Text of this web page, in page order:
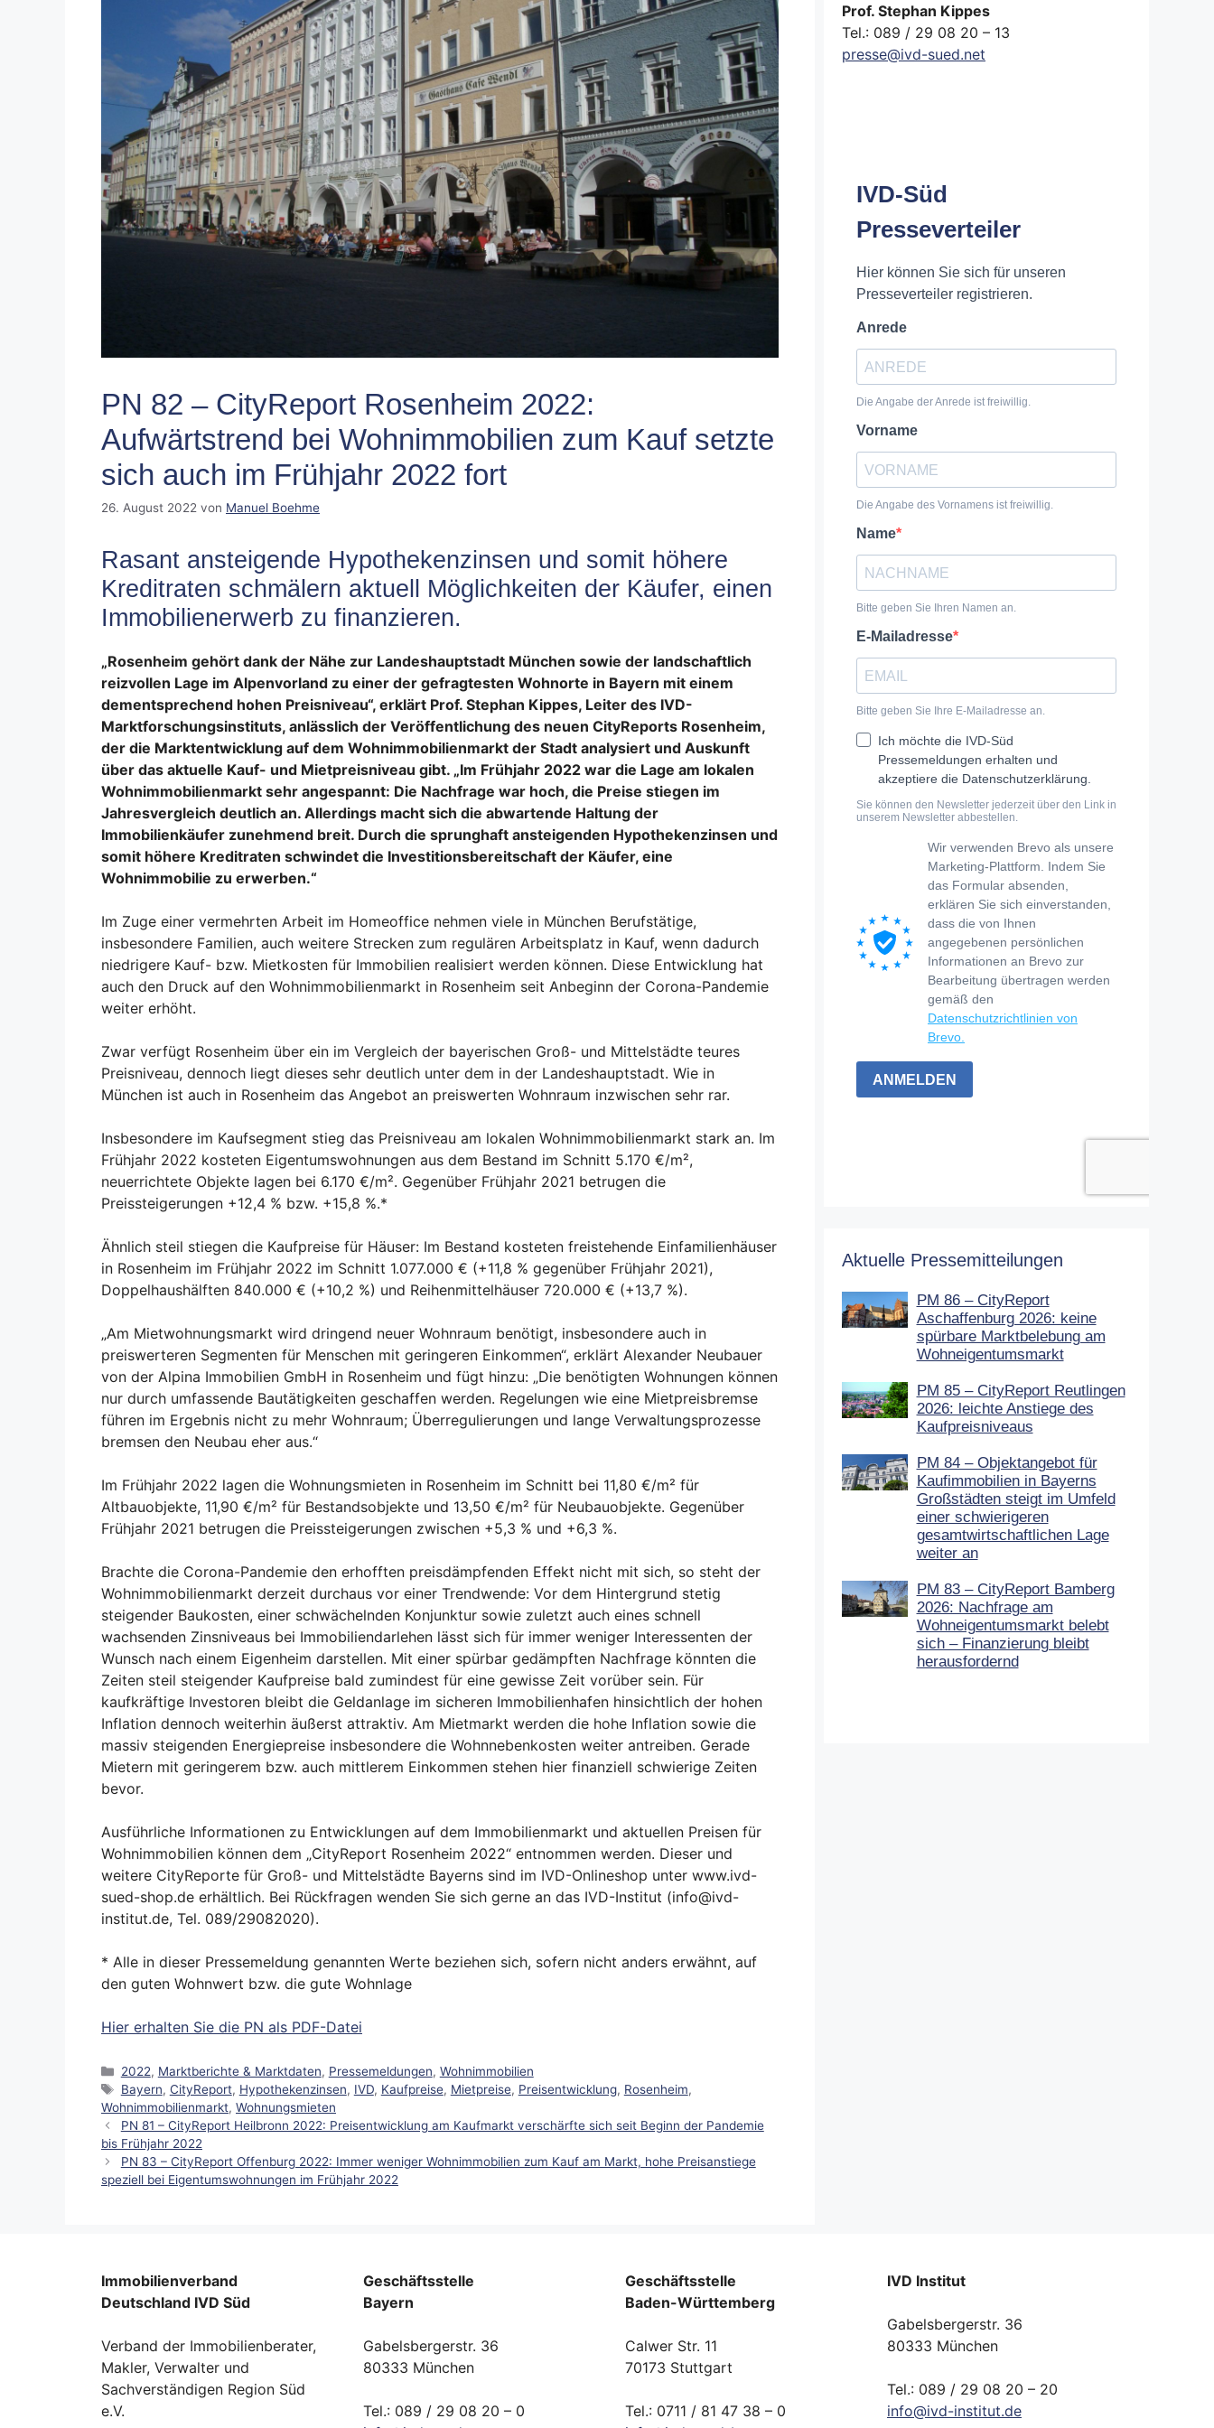
PN 82 – CityReport Rosenheim 2022:
Aufwärtstrend bei Wohnimmobilien zum Kauf setzte
sich auch im Frühjahr 2022 fort
26. August 2022 von Manuel Boehme
Rasant ansteigende Hypothekenzinsen und somit höhere
Kreditraten schmälern aktuell Möglichkeiten der Käufer, einen
Immobilienerwerb zu finanzieren.
„Rosenheim gehört dank der Nähe zur Landeshauptstadt München sowie der landschaftlich
reizvollen Lage im Alpenvorland zu einer der gefragtesten Wohnorte in Bayern mit einem
dementsprechend hohen Preisniveau“, erklärt Prof. Stephan Kippes, Leiter des IVD-
Marktforschungsinstituts, anlässlich der Veröffentlichung des neuen CityReports Rosenheim,
der die Marktentwicklung auf dem Wohnimmobilienmarkt der Stadt analysiert und Auskunft
über das aktuelle Kauf- und Mietpreisniveau gibt. „Im Frühjahr 2022 war die Lage am lokalen
Wohnimmobilienmarkt sehr angespannt: Die Nachfrage war hoch, die Preise stiegen im
Jahresvergleich deutlich an. Allerdings macht sich die abwartende Haltung der
Immobilienkäufer zunehmend breit. Durch die sprunghaft ansteigenden Hypothekenzinsen und
somit höhere Kreditraten schwindet die Investitionsbereitschaft der Käufer, eine
Wohnimmobilie zu erwerben.“
Im Zuge einer vermehrten Arbeit im Homeoffice nehmen viele in München Berufstätige,
insbesondere Familien, auch weitere Strecken zum regulären Arbeitsplatz in Kauf, wenn dadurch
niedrigere Kauf- bzw. Mietkosten für Immobilien realisiert werden können. Diese Entwicklung hat
auch den Druck auf den Wohnimmobilienmarkt in Rosenheim seit Anbeginn der Corona-Pandemie
weiter erhöht.
Zwar verfügt Rosenheim über ein im Vergleich der bayerischen Groß- und Mittelstädte teures
Preisniveau, dennoch liegt dieses sehr deutlich unter dem in der Landeshauptstadt. Wie in
München ist auch in Rosenheim das Angebot an preiswerten Wohnraum inzwischen sehr rar.
Insbesondere im Kaufsegment stieg das Preisniveau am lokalen Wohnimmobilienmarkt stark an. Im
Frühjahr 2022 kosteten Eigentumswohnungen aus dem Bestand im Schnitt 5.170 €/m²,
neuerrichtete Objekte lagen bei 6.170 €/m². Gegenüber Frühjahr 2021 betrugen die
Preissteigerungen +12,4 % bzw. +15,8 %.*
Ähnlich steil stiegen die Kaufpreise für Häuser: Im Bestand kosteten freistehende Einfamilienhäuser
in Rosenheim im Frühjahr 2022 im Schnitt 1.077.000 € (+11,8 % gegenüber Frühjahr 2021),
Doppelhaushälften 840.000 € (+10,2 %) und Reihenmittelhäuser 720.000 € (+13,7 %).
„Am Mietwohnungsmarkt wird dringend neuer Wohnraum benötigt, insbesondere auch in
preiswerteren Segmenten für Menschen mit geringeren Einkommen“, erklärt Alexander Neubauer
von der Alpina Immobilien GmbH in Rosenheim und fügt hinzu: „Die benötigten Wohnungen können
nur durch umfassende Bautätigkeiten geschaffen werden. Regelungen wie eine Mietpreisbremse
führen im Ergebnis nicht zu mehr Wohnraum; Überregulierungen und lange Verwaltungsprozesse
bremsen den Neubau eher aus.“
Im Frühjahr 2022 lagen die Wohnungsmieten in Rosenheim im Schnitt bei 11,80 €/m² für
Altbauobjekte, 11,90 €/m² für Bestandsobjekte und 13,50 €/m² für Neubauobjekte. Gegenüber
Frühjahr 2021 betrugen die Preissteigerungen zwischen +5,3 % und +6,3 %.
Brachte die Corona-Pandemie den erhofften preisdämpfenden Effekt nicht mit sich, so steht der
Wohnimmobilienmarkt derzeit durchaus vor einer Trendwende: Vor dem Hintergrund stetig
steigender Baukosten, einer schwächelnden Konjunktur sowie zuletzt auch eines schnell
wachsenden Zinsniveaus bei Immobiliendarlehen lässt sich für immer weniger Interessenten der
Wunsch nach einem Eigenheim darstellen. Mit einer spürbar gedämpften Nachfrage könnten die
Zeiten steil steigender Kaufpreise bald zumindest für eine gewisse Zeit vorüber sein. Für
kaufkräftige Investoren bleibt die Geldanlage im sicheren Immobilienhafen hinsichtlich der hohen
Inflation dennoch weiterhin äußerst attraktiv. Am Mietmarkt werden die hohe Inflation sowie die
massiv steigenden Energiepreise insbesondere die Wohnnebenkosten weiter antreiben. Gerade
Mietern mit geringerem bzw. auch mittlerem Einkommen stehen hier finanziell schwierige Zeiten
bevor.
Ausführliche Informationen zu Entwicklungen auf dem Immobilienmarkt und aktuellen Preisen für
Wohnimmobilien können dem „CityReport Rosenheim 2022“ entnommen werden. Dieser und
weitere CityReporte für Groß- und Mittelstädte Bayerns sind im IVD-Onlineshop unter www.ivd-
sued-shop.de erhältlich. Bei Rückfragen wenden Sie sich gerne an das IVD-Institut (info@ivd-
institut.de, Tel. 089/29082020).
* Alle in dieser Pressemeldung genannten Werte beziehen sich, sofern nicht anders erwähnt, auf
den guten Wohnwert bzw. die gute Wohnlage
Hier erhalten Sie die PN als PDF-Datei
Kategorien
2022, Marktberichte & Marktdaten, Pressemeldungen, Wohnimmobilien
Schlagwörter
Bayern, CityReport, Hypothekenzinsen, IVD, Kaufpreise, Mietpreise, Preisentwicklung, Rosenheim,
Wohnimmobilienmarkt, Wohnungsmieten
PN 81 – CityReport Heilbronn 2022: Preisentwicklung am Kaufmarkt verschärfte sich seit Beginn der Pandemie
bis Frühjahr 2022
PN 83 – CityReport Offenburg 2022: Immer weniger Wohnimmobilien zum Kauf am Markt, hohe Preisanstiege
speziell bei Eigentumswohnungen im Frühjahr 2022
Prof. Stephan Kippes
Tel.: 089 / 29 08 20 – 13
presse@ivd-sued.net
Aktuelle Pressemitteilungen
PM 86 – CityReport
Aschaffenburg 2026: keine
spürbare Marktbelebung am
Wohneigentumsmarkt
PM 85 – CityReport Reutlingen
2026: leichte Anstiege des
Kaufpreisniveaus
PM 84 – Objektangebot für
Kaufimmobilien in Bayerns
Großstädten steigt im Umfeld
einer schwierigeren
gesamtwirtschaftlichen Lage
weiter an
PM 83 – CityReport Bamberg
2026: Nachfrage am
Wohneigentumsmarkt belebt
sich – Finanzierung bleibt
herausfordernd
Immobilienverband
Deutschland IVD Süd
Verband der Immobilienberater,
Makler, Verwalter und
Sachverständigen Region Süd
e.V.
Geschäftsstelle
Bayern
Gabelsbergerstr. 36
80333 München
Tel.: 089 / 29 08 20 – 0
Geschäftsstelle
Baden-Württemberg
Calwer Str. 11
70173 Stuttgart
Tel.: 0711 / 81 47 38 – 0
IVD Institut
Gabelsbergerstr. 36
80333 München
Tel.: 089 / 29 08 20 – 20
info@ivd-institut.de